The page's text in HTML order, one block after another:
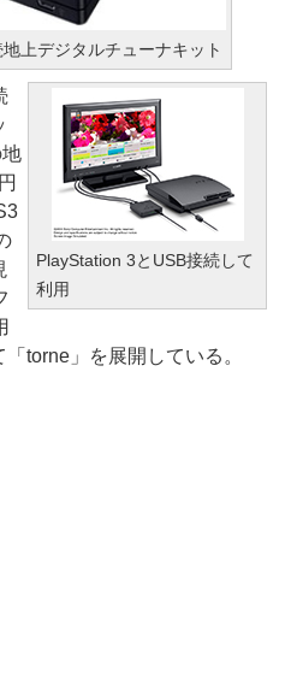
上デジタルチューナキット
PlayStation 3とUSB接続して
利用
torne」を展開している。